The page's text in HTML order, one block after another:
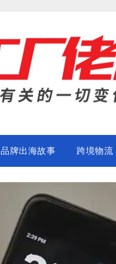
品牌出海故事 跨境物流